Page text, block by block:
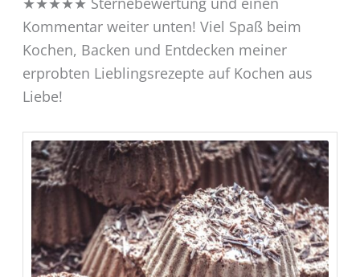
Kommentar weiter unten! Viel Spaß beim
Kochen, Backen und Entdecken meiner
erprobten Lieblingsrezepte auf Kochen aus
Liebe!